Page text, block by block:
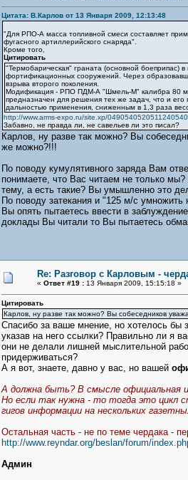
Цитата: В.Карлов от 13 Января 2009, 12:13:48
"Для РПО-А масса топливной смеси составляет
фугасного артиллерийского снаряда".
Кроме того,
Цитировать
"Термобарическая" граната (основной боеприпас)
фортификационных сооружений. Через
взрыва второго поколения.
Модификация - РПО ПДМ-А "Шмель-М" калибра 80
предназначен для решения тех же задач, что и
дальностью применения, сниженным в 1,3 раза
http://www.arms-expo.ru/site.xp/
Забавно, не правда ли, не савельев ли это писал?
Карлов, ну разве так можно? Вы
же можно?!!!
По поводу кумулятивного заряда Вам
понимаете, что Вас читаем не только
тему, а есть такие? Вы умышленно это
По поводу затекания и "125 м/с
Вы опять пытаетесь ввести в
доклады Вы читали то Вы пытаетесь
Re: Разговор с Карловым -
« Ответ #19 :13 Января 2009, 15:15:18 »
Цитировать
Карлов, ну разве так можно? Вы собеседников
Спасибо за ваше мнение, но хотелось бы
указав на него ссылки? Правильно ли я
они не делали лишней мыслительной
придерживаться?
А я вот, знаете, давно у вас, но вашей
А должна быть? В смысле официальная и
Но если так нужна - то тогда это цикл
гигов информации на нескольких
Остальная часть - не по теме чердака -
http://www.reyndar.org/beslan/forum/
Админ